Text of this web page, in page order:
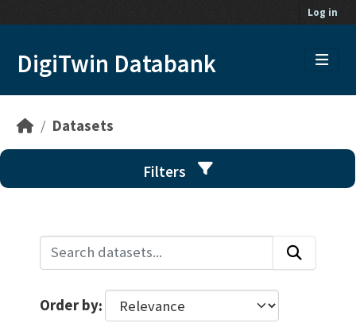
Log in
DigiTwin Databank
Datasets
Filters
Order by